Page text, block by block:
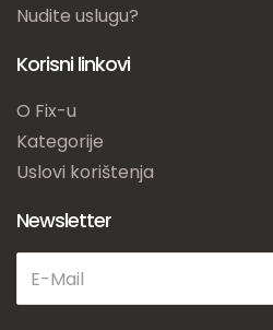
Nudite uslugu?
Korisni linkovi
O Fix-u
Kategorije
Uslovi korištenja
Newsletter